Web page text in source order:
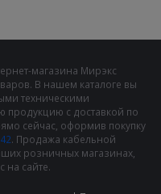
магазина Мирэкс
В нашем каталоге вы
техническими
продукцию с доставкой по
сейчас, оформив покупку
. Продажа кабельной
розничных магазинах,
на сайте.